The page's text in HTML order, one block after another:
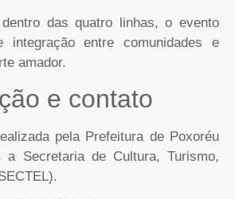
das quatro linhas, o evento
integração entre comunidades e
amador.
e contato
pela Prefeitura de Poxoréu
a Secretaria de Cultura, Turismo,